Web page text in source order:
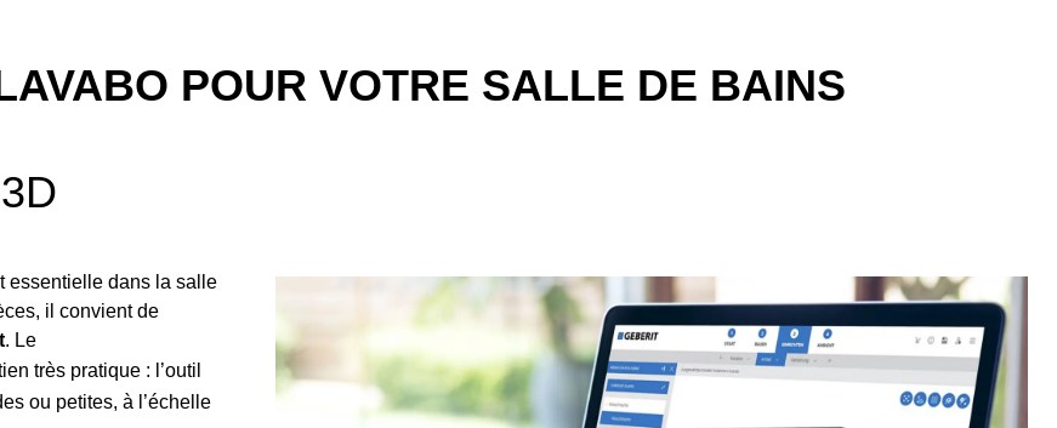
POUR VOTRE SALLE DE BAINS
essentielle dans la salle
il convient de
. Le
très pratique : l’outil
ou petites, à l’échelle